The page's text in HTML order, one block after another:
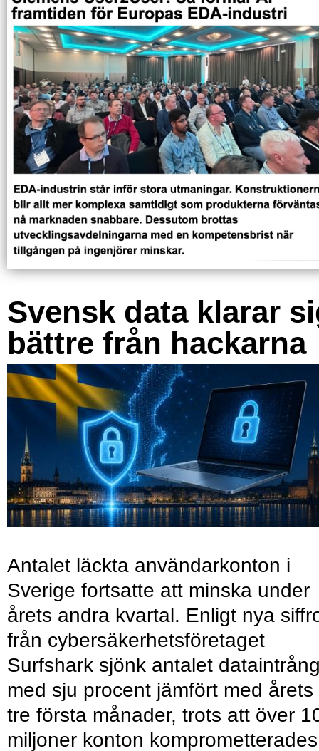
Svensk data klarar
bättre från hackarna
Antalet läckta användarkonton i
Sverige fortsatte att minska under
årets andra kvartal. Enligt nya
från cybersäkerhetsföretaget
Surfshark sjönk antalet
med sju procent jämfört med årets
tre första månader, trots att över
miljoner konton komprometterades